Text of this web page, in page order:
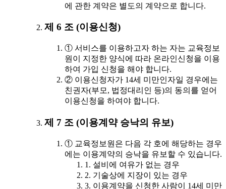
에 관한 계약은 별도의 계약으로 합니다.
제 6 조 (이용신청)
① 서비스를 이용하고자 하는 자는 교육정보
원이 지정한 양식에 따라 온라인신청을 이용
하여 가입 신청을 해야 합니다.
② 이용신청자가 14세 미만인자일 경우에는
친권자(부모, 법정대리인 등)의 동의를 얻어
이용신청을 하여야 합니다.
제 7 조 (이용계약 승낙의 유보)
① 교육정보원은 다음 각 호에 해당하는 경우
에는 이용계약의 승낙을 유보할 수 있습니다.
1. 설비에 여유가 없는 경우
2. 기술상에 지장이 있는 경우
3. 이용계약을 신청한 사람이 14세 미만